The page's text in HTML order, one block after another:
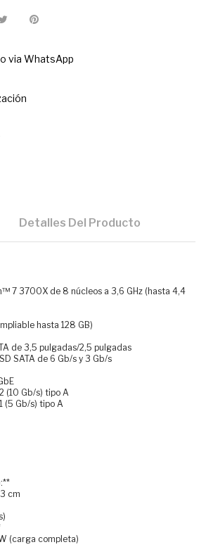
via WhatsApp
Detalles Del Producto
7 3700X de 8 núcleos a 3,6 GHz (hasta 4,4
hasta 128 GB)
de 3,5 pulgadas/2,5 pulgadas
SATA de 6 Gb/s y 3 Gb/s
(10 Gb/s) tipo A
(5 Gb/s) tipo A
cm
(carga completa)